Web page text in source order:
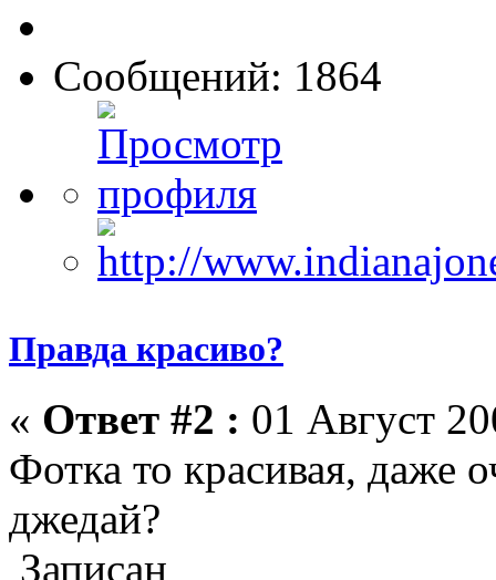
Сообщений: 1864
Правда красиво?
« Ответ #2 : 01 Август
Фотка то красивая, даже
джедай?
Записан